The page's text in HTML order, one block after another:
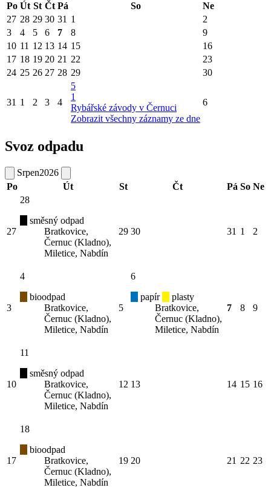
Po Út St Čt Pá So
Ne
27 28 29 30 31 1
2
3
4 5 6 7 8
9
10 11 12 13 14 15
16
17 18 19 20 21 22
23
24 25 26 27 28 29 30
31 1 2 3 4
5
1
Rybářské závody v Černuci
Zobrazit všechny záznamy ze dne
6
Svoz odpadu
Srpen2026
Po
Út St Čt Pá So Ne
27
28
směsný odpad
Bratkovice,
Černuc (Kladno),
Miletice, Nabdín
29 30 31 1 2
3
4
bioodpad
Bratkovice,
Černuc (Kladno),
Miletice, Nabdín
5
6
papír
plasty
Bratkovice,
Černuc (Kladno),
Miletice, Nabdín
7 8 9
10
11
směsný odpad
Bratkovice,
Černuc (Kladno),
Miletice, Nabdín
12 13 14 15 16
17
18
bioodpad
Bratkovice,
Černuc (Kladno),
Miletice, Nabdín
19 20 21 22 23